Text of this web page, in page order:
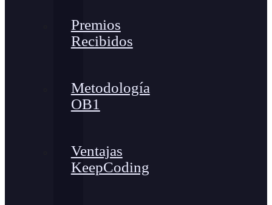
Premios
Recibidos
Metodología
OB1
Ventajas
KeepCoding